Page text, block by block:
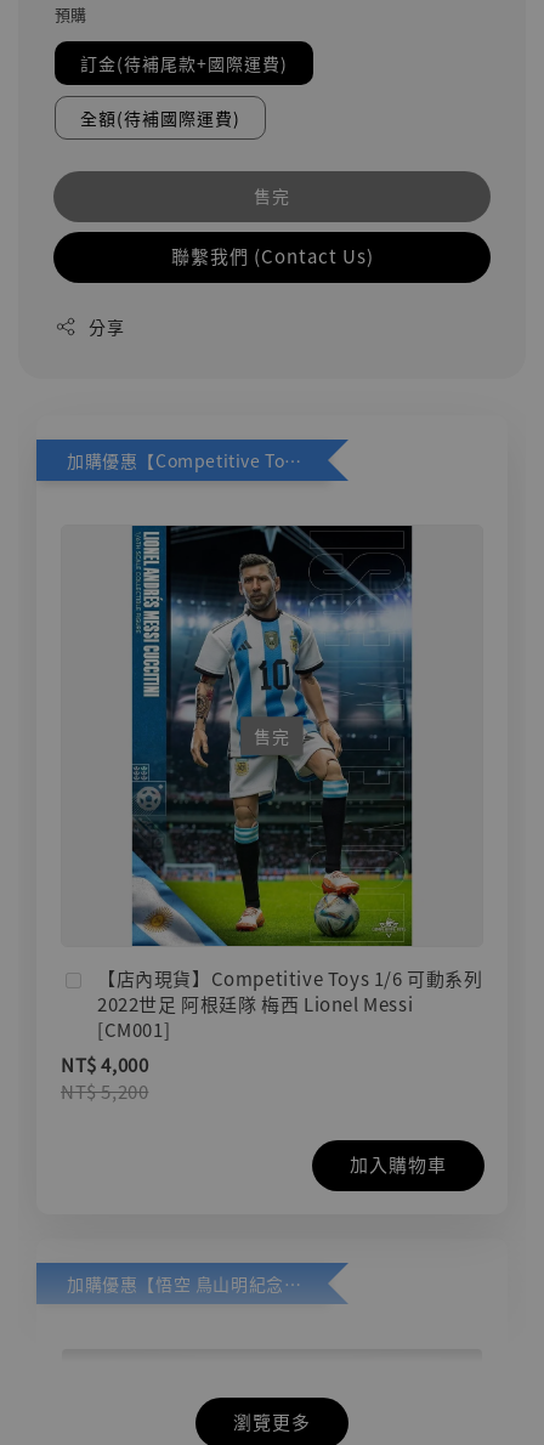
預購
訂金(待補尾款+國際運費)
全額(待補國際運費)
售完
聯繫我們 (Contact Us)
分享
加購優惠【Competitive Toys 梅西 [CM001]】
售完
【店內現貨】Competitive Toys 1/6 可動系列
2022世足 阿根廷隊 梅西 Lionel Messi
[CM001]
NT$ 4,000
NT$ 5,200
加入購物車
加購優惠【悟空 鳥山明紀念款 [奇蹟工作室]】
瀏覽更多